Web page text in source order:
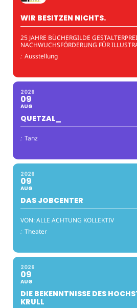
WIR BESITZEN NICHTS.
25 JAHRE BÜCHERGILDE
NACHWUCHSFÖRDERUNG FÜR
: Ausstellung
2026
09
AUG
QUETZAL_
: Tanz
2026
09
AUG
DAS JOBCENTER
VON: ALLE ACHTUNG KOLLEKTIV
: Theater
2026
09
AUG
DIE BEKENNTNISSE DES
KRULL